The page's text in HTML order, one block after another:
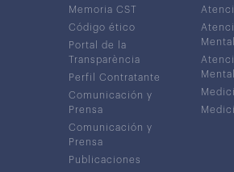
Memoria CST
Código ético
Portal de la
Transparència
Perfil Contratante
Comunicación y
Prensa
Comunicación y
Prensa
Publicaciones
Mental
Mental